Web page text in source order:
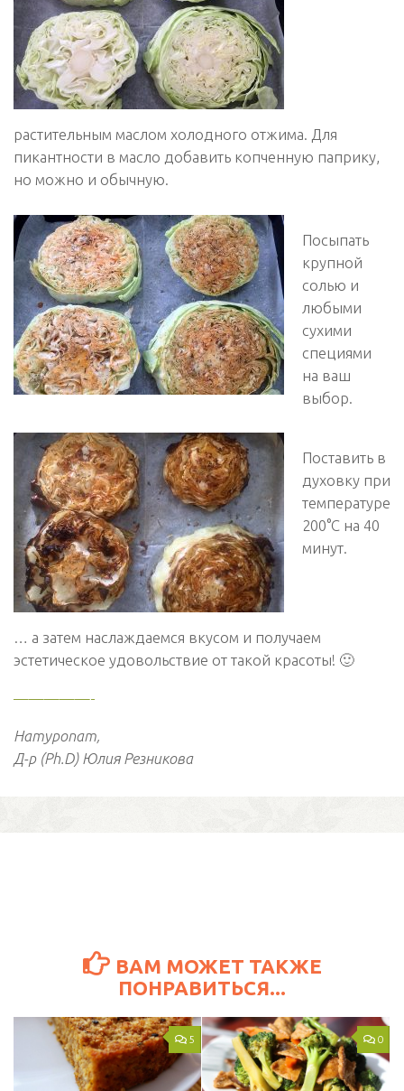
растительным маслом холодного отжима. Для
пикантности в масло добавить копченную паприку,
но можно и обычную.
Посыпать
крупной
солью и
любыми
сухими
специями
на ваш
выбор.
Поставить в
духовку при
температуре
200°С на 40
минут.
… а затем наслаждаемся вкусом и получаем
эстетическое удовольствие от такой красоты! 🙂
—————-
Натуропат,
Д-р (Ph.D) Юлия Резникова
ВАМ МОЖЕТ ТАКЖЕ
ПОНРАВИТЬСЯ...
5 0